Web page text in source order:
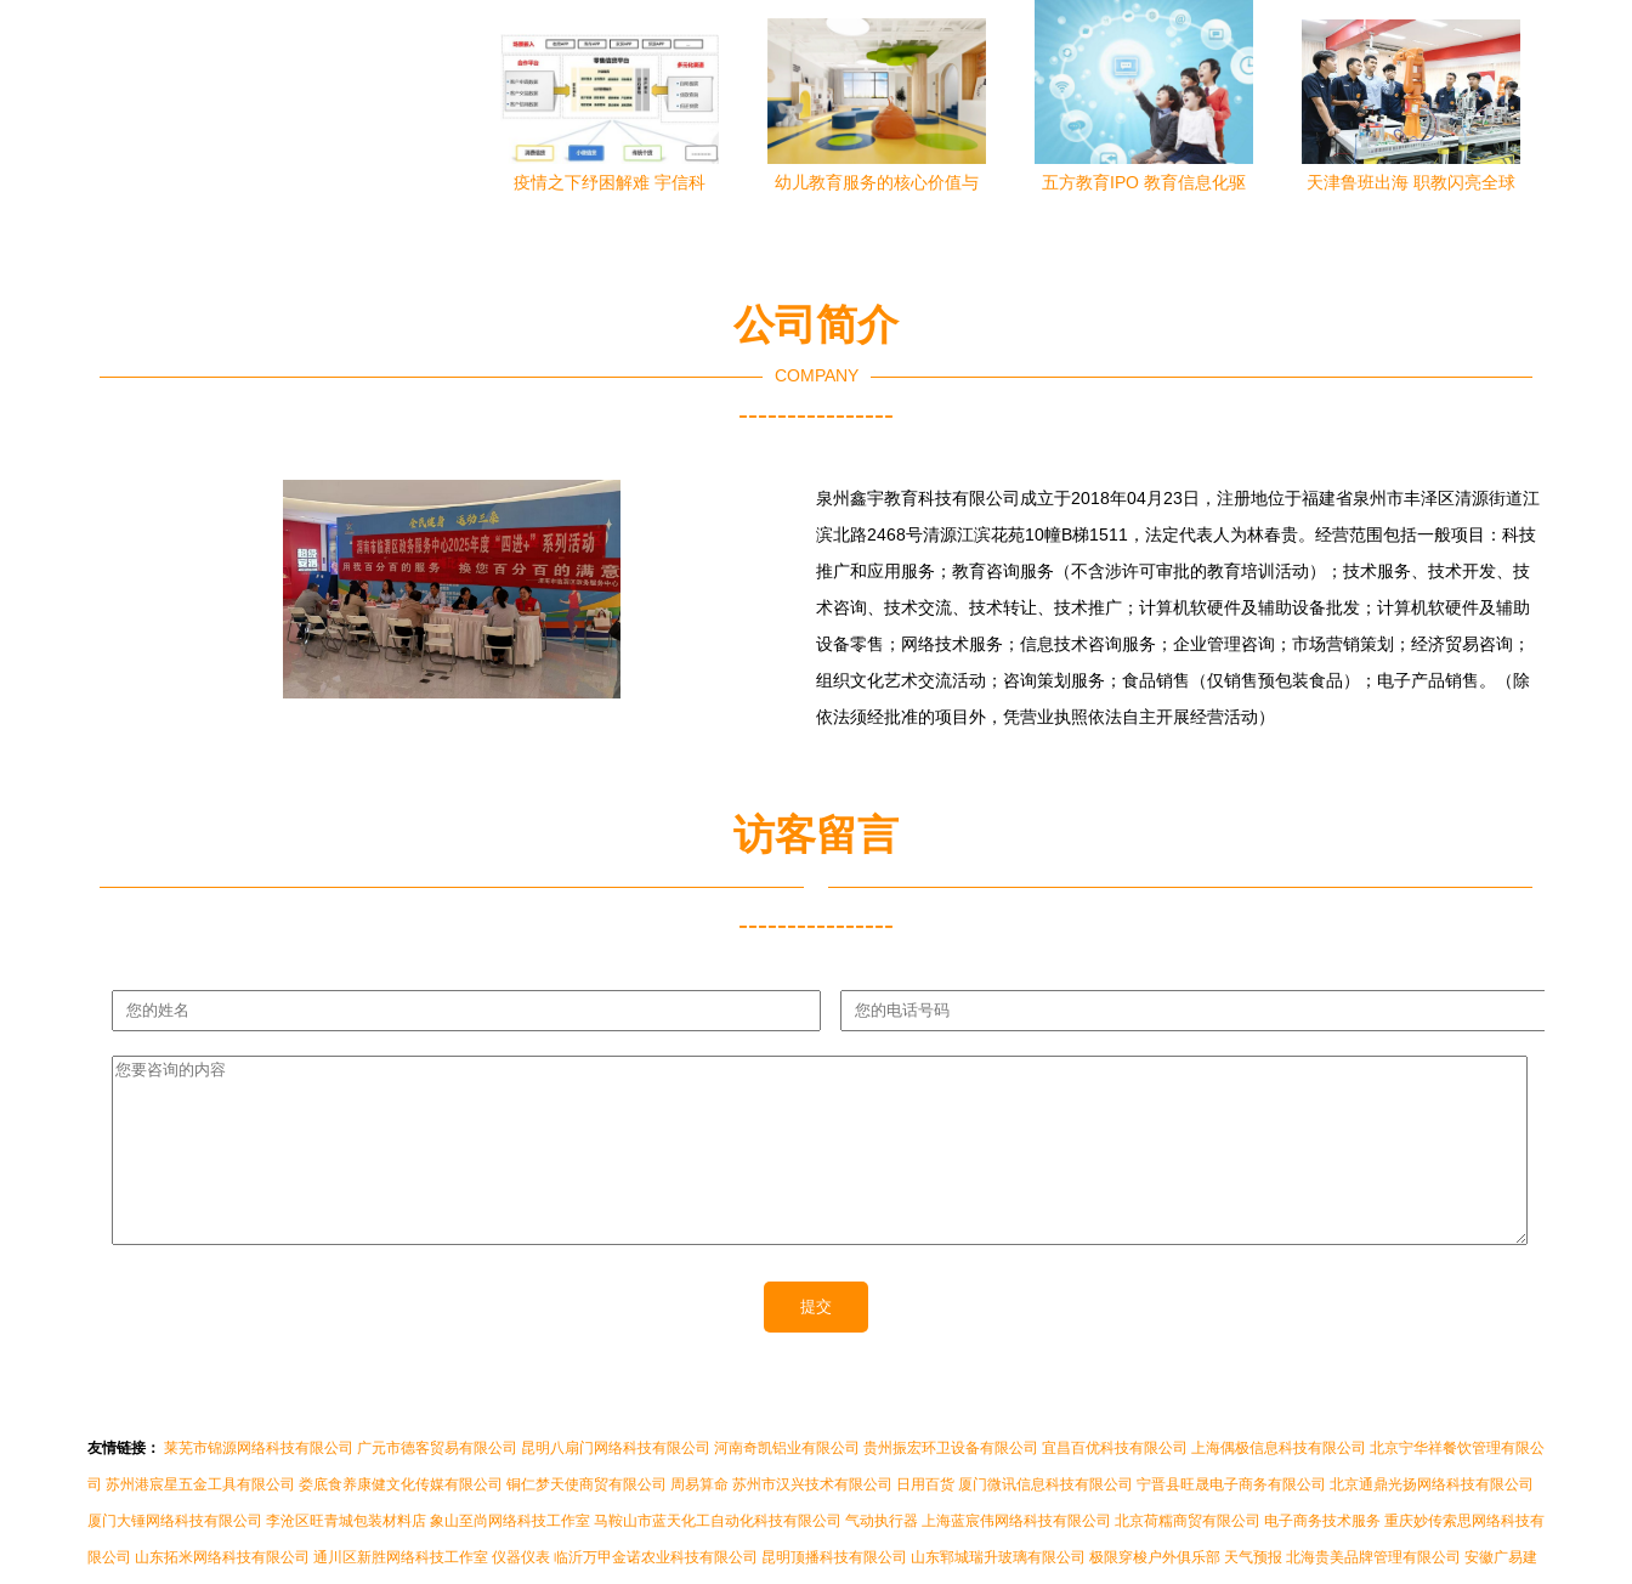
疫情之下纾困解难 宇信科
幼儿教育服务的核心价值与
五方教育IPO 教育信息化驱
天津鲁班出海 职教闪亮全球
公司简介
COMPANY
----------------
泉州鑫宇教育科技有限公司成立于2018年04月23日，注册地位于福建省泉州市丰泽区清源街道江
滨北路2468号清源江滨花苑10幢B梯1511，法定代表人为林春贵。经营范围包括一般项目：科技
推广和应用服务；教育咨询服务（不含涉许可审批的教育培训活动）；技术服务、技术开发、技
术咨询、技术交流、技术转让、技术推广；计算机软硬件及辅助设备批发；计算机软硬件及辅助
设备零售；网络技术服务；信息技术咨询服务；企业管理咨询；市场营销策划；经济贸易咨询；
组织文化艺术交流活动；咨询策划服务；食品销售（仅销售预包装食品）；电子产品销售。（除
依法须经批准的项目外，凭营业执照依法自主开展经营活动）
访客留言
----------------
友情链接： 莱芜市锦源网络科技有限公司 广元市德客贸易有限公司 昆明八扇门网络科技有限公司 河南奇凯铝业有限公司 贵州振宏环卫设备有限公司 宜昌百优科技有限公司 上海偶极信息科技有限公司 北京宁华祥餐饮管理有限公
司 苏州港宸星五金工具有限公司 娄底食养康健文化传媒有限公司 铜仁梦天使商贸有限公司 周易算命 苏州市汉兴技术有限公司 日用百货 厦门微讯信息科技有限公司 宁晋县旺晟电子商务有限公司 北京通鼎光扬网络科技有限公司
厦门大锤网络科技有限公司 李沧区旺青城包装材料店 象山至尚网络科技工作室 马鞍山市蓝天化工自动化科技有限公司 气动执行器 上海蓝宸伟网络科技有限公司 北京荷糯商贸有限公司 电子商务技术服务 重庆妙传索思网络科技有
限公司 山东拓米网络科技有限公司 通川区新胜网络科技工作室 仪器仪表 临沂万甲金诺农业科技有限公司 昆明顶播科技有限公司 山东郓城瑞升玻璃有限公司 极限穿梭户外俱乐部 天气预报 北海贵美品牌管理有限公司 安徽广易建